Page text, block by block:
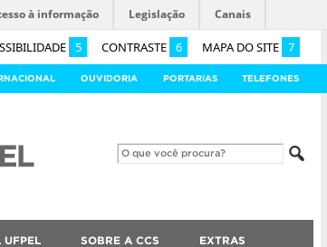
5 CONTRASTE 6 MAPA DO SITE 7
à informação Legislação Canais
OUVIDORIA PORTARIAS TELEFONES
UFPEL SOBRE A CCS EXTRAS